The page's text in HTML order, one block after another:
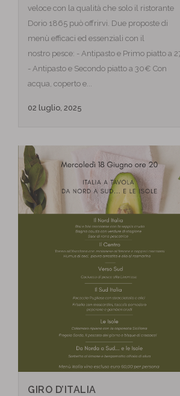
veloce con la qualità che solo il ristorante
Dorio 1865 può offrirvi. Due proposte di
menù efficaci ed essenziali con il
nostro pesce: - Antipasto e Primo piatto a
- Antipasto e Secondo piatto a 30€ Con
acqua, coperto e...
02 luglio, 2025
GIRO D’ITALIA